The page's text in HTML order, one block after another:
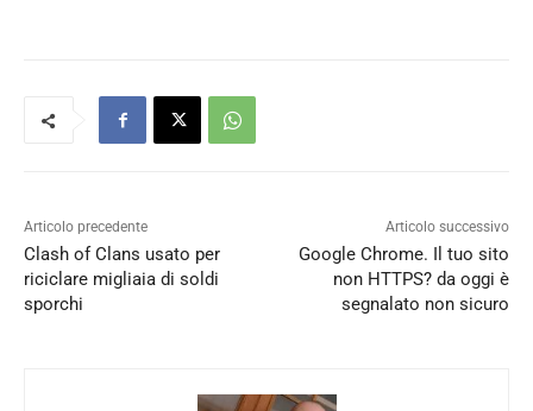
Articolo precedente
Clash of Clans usato per
riciclare migliaia di soldi
sporchi
Articolo successivo
Google Chrome. Il tuo sito
non HTTPS? da oggi è
segnalato non sicuro